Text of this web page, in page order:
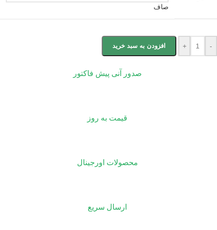
صاف
-
+ افزودن به سبد خرید
صدور آنی پیش فاکتور
قیمت به روز
محصولات اورجینال
ارسال سریع